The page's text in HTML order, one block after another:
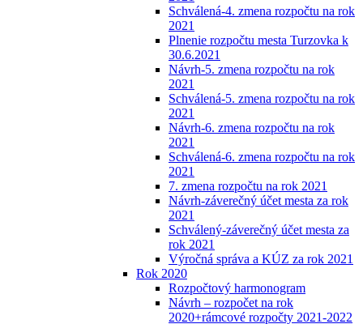
Schválená-4. zmena rozpočtu na rok
2021
Plnenie rozpočtu mesta Turzovka k
30.6.2021
Návrh-5. zmena rozpočtu na rok
2021
Schválená-5. zmena rozpočtu na rok
2021
Návrh-6. zmena rozpočtu na rok
2021
Schválená-6. zmena rozpočtu na rok
2021
7. zmena rozpočtu na rok 2021
Návrh-záverečný účet mesta za rok
2021
Schválený-záverečný účet mesta za
rok 2021
Výročná správa a KÚZ za rok 2021
Rok 2020
Rozpočtový harmonogram
Návrh – rozpočet na rok
2020+rámcové rozpočty 2021-2022